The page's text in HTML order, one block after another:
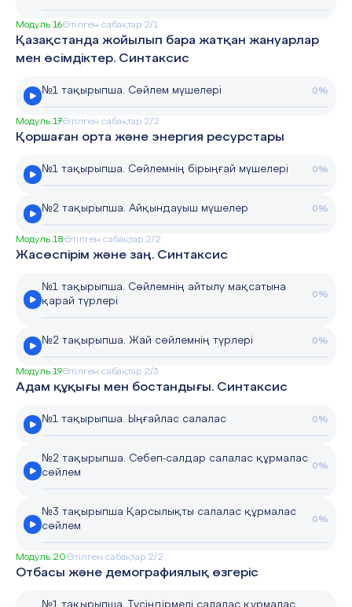
Модуль 16Өтілген сабақтар 2/1
Қазақстанда жойылып бара жатқан жануарлар
мен өсімдіктер. Синтаксис
№1 тақырыпша. Сөйлем мүшелері 0%
Модуль 17Өтілген сабақтар 2/2
Қоршаған орта және энергия ресурстары
№1 тақырыпша. Сөйлемнің бірыңғай мүшелері 0%
№2 тақырыпша. Айқындауыш мүшелер 0%
Модуль 18Өтілген сабақтар 2/2
Жасөспірім және заң. Синтаксис
№1 тақырыпша. Сөйлемнің айтылу мақсатына
қарай түрлері
0%
№2 тақырыпша. Жай сөйлемнің түрлері 0%
Модуль 19Өтілген сабақтар 2/3
Адам құқығы мен бостандығы. Синтаксис
№1 тақырыпша. Ыңғайлас салалас 0%
№2 тақырыпша. Себеп-салдар салалас құрмалас
сөйлем
0%
№3 тақырыпша Қарсылықты салалас құрмалас
сөйлем
0%
Модуль 20Өтілген сабақтар 2/2
Отбасы және демографиялық өзгеріс